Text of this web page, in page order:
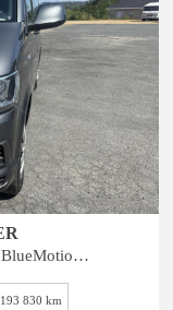
Transporter Long 3.08T 2.0 16V TDI BlueMotion - 150 - BV DSG T6 SG COMBI Caravelle Carat Long PHASE
193 830 km